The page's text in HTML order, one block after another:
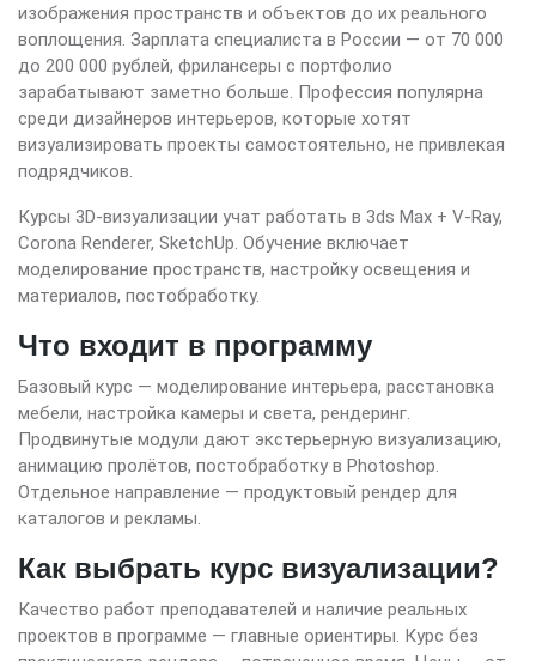
изображения пространств и объектов до их реального
воплощения. Зарплата специалиста в России — от 70 000
до 200 000 рублей, фрилансеры с портфолио
зарабатывают заметно больше. Профессия популярна
среди дизайнеров интерьеров, которые хотят
визуализировать проекты самостоятельно, не привлекая
подрядчиков.
Курсы 3D-визуализации учат работать в 3ds Max + V-Ray,
Corona Renderer, SketchUp. Обучение включает
моделирование пространств, настройку освещения и
материалов, постобработку.
Что входит в программу
Базовый курс — моделирование интерьера, расстановка
мебели, настройка камеры и света, рендеринг.
Продвинутые модули дают экстерьерную визуализацию,
анимацию пролётов, постобработку в Photoshop.
Отдельное направление — продуктовый рендер для
каталогов и рекламы.
Как выбрать курс визуализации?
Качество работ преподавателей и наличие реальных
проектов в программе — главные ориентиры. Курс без